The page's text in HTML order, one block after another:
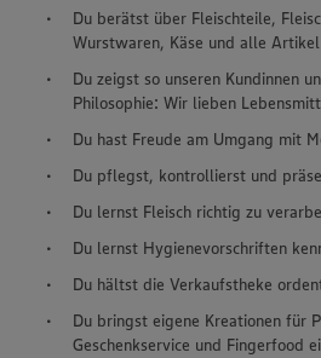
Du berätst über Fleischteile,
Wurstwaren, Käse und alle
Du zeigst so unseren Kundinnen
Philosophie: Wir lieben
Du hast Freude am Umgang mit
Du pflegst, kontrollierst und
Du lernst Fleisch richtig zu
Du lernst Hygienevorschriften
Du hältst die Verkaufstheke
Du bringst eigene Kreationen für
Geschenkservice und Fingerfood